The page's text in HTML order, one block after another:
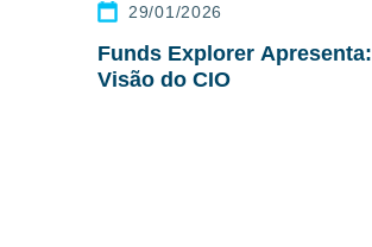
29/01/2026
Funds Explorer Apresenta:
Visão do CIO